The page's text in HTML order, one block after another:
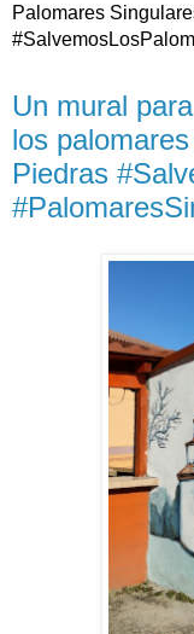
Palomares
Un mural
los
Piedras